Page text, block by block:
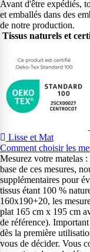
Avant d'être expédiés,
et emballés dans des
de notre production.
Tissus naturels et
Lisse et Mat
Comment choisir les
Mesurez votre matelas
base de ces mesures,
supplémentaires pour
tissus étant 100 %
160x190+20, les
plat 165 cm x 195 cm
de référence).
dès la première
vous de décider. Vous